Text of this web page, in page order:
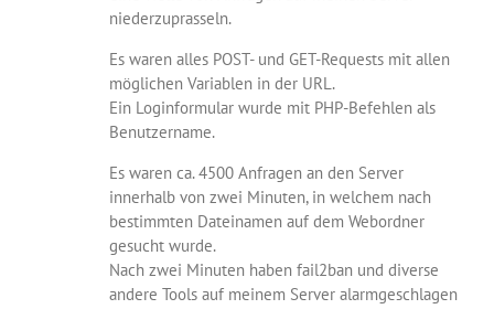
niederzuprasseln.
Es waren alles POST- und GET-Requests mit allen
möglichen Variablen in der URL.
Ein Loginformular wurde mit PHP-Befehlen als
Benutzername.
Es waren ca. 4500 Anfragen an den Server
innerhalb von zwei Minuten, in welchem nach
bestimmten Dateinamen auf dem Webordner
gesucht wurde.
Nach zwei Minuten haben fail2ban und diverse
andere Tools auf meinem Server alarmgeschlagen